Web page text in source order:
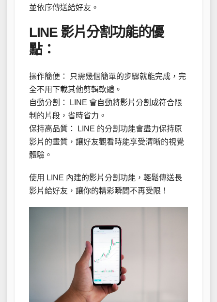
並依序傳送給好友。
LINE 影片分割功能的優
點：
操作簡便： 只需幾個簡單的步驟就能完成，完
全不用下載其他剪輯軟體。
自動分割： LINE 會自動將影片分割成符合限
制的片段，省時省力。
保持高品質： LINE 的分割功能會盡力保持原
影片的畫質，讓好友觀看時能享受清晰的視覺
體驗。
使用 LINE 內建的影片分割功能，輕鬆傳送長
影片給好友，讓你的精彩瞬間不再受限！